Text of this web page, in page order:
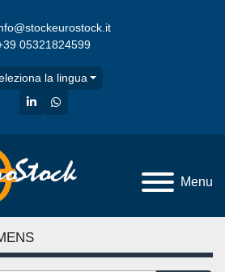
05321824599
la lingua
linkedinwhatsapp
Menu